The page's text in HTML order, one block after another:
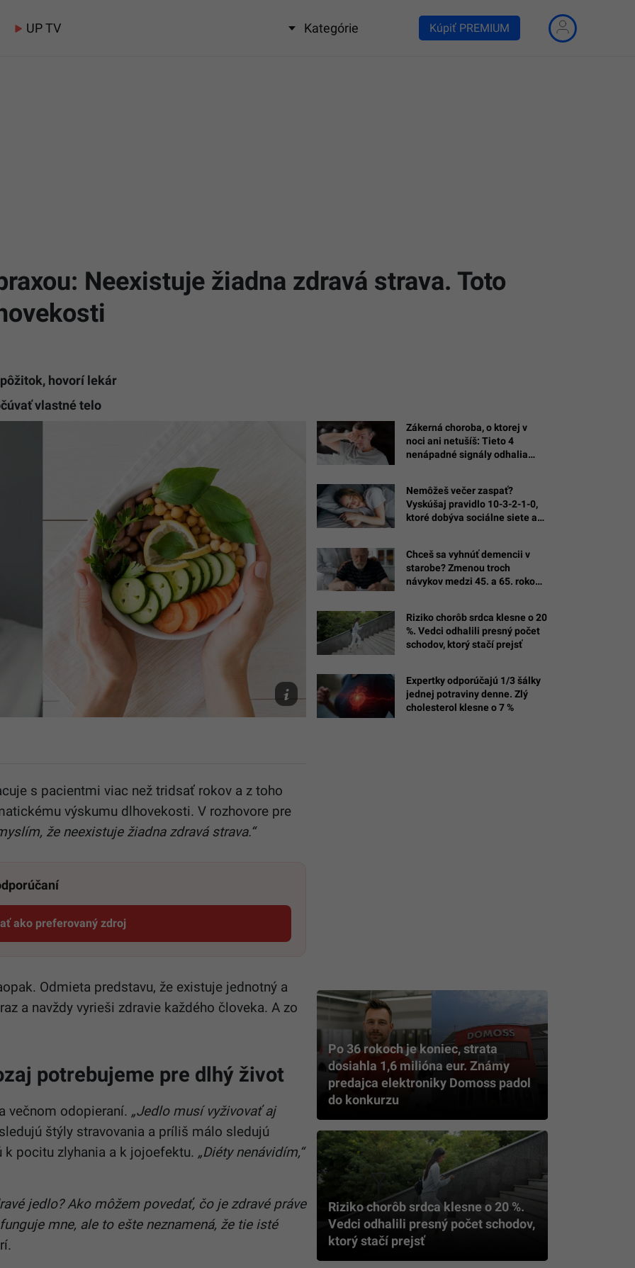
UP TV Kategórie Kúpiť PREMIUM
Neexistuje žiadna zdravá strava. Toto
hovorí lekár
vlastné telo
Youtube/@tvberlinOnline,
Freepik
s pacientmi viac než tridsať rokov a z toho
výskumu dlhovekosti. V rozhovore pre
že neexistuje žiadna zdravá strava.“
ako preferovaný zdroj
Startitup, odkaz sa otvorí v novom okne
Odmieta predstavu, že existuje jednotný a
a navždy vyrieši zdravie každého človeka. A zo
potrebujeme pre dlhý život
večnom odopieraní. „Jedlo musí vyživovať aj
štýly stravovania a príliš málo sledujú
pocitu zlyhania a k jojoefektu. „Diéty nenávidím,“
jedlo? Ako môžem povedať, čo je zdravé práve
mne, ale to ešte neznamená, že tie isté
Zákerná choroba, o ktorej v
noci ani netušíš: Tieto 4
nenápadné signály odhalia
Nemôžeš večer zaspať?
Vyskúšaj pravidlo 10-3-2-1-0,
ktoré dobýva sociálne siete a
Chceš sa vyhnúť demencii v
starobe? Zmenou troch
návykov medzi 45. a 65. rokom
Riziko chorôb srdca klesne o 20
%. Vedci odhalili presný počet
schodov, ktorý stačí prejsť
Expertky odporúčajú 1/3 šálky
jednej potraviny denne. Zlý
cholesterol klesne o 7 %
Po 36 rokoch je koniec, strata
dosiahla 1,6 milióna eur. Známy
predajca elektroniky Domoss padol
do konkurzu
Riziko chorôb srdca klesne o 20 %.
Vedci odhalili presný počet schodov,
ktorý stačí prejsť